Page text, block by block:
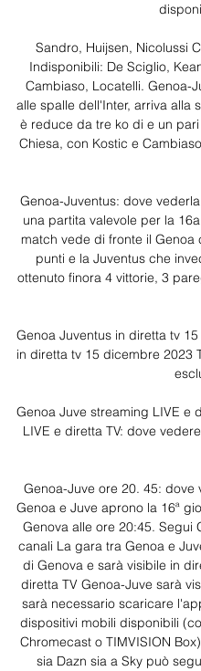
Sandro, Huijsen, Nicolussi
Indisponibili: De Sciglio,
Cambiaso, Locatelli. Genoa-
alle spalle dell'Inter, arriva alla
è reduce da tre ko di e un
Chiesa, con Kostic e
Genoa-Juventus: dove
una partita valevole per la
match vede di fronte il Genoa
punti e la Juventus che
ottenuto finora 4 vittorie, 3
Genoa Juventus in diretta tv
in diretta tv 15 dicembre 2023
Genoa Juve streaming LIVE e
LIVE e diretta TV: dove
Genoa-Juve ore 20. 45: dove
Genoa e Juve aprono la 16ª
Genova alle ore 20:45. Segui
canali La gara tra Genoa e
di Genova e sarà visibile in
diretta TV Genoa-Juve sarà
sarà necessario scaricare
dispositivi mobili disponibili
Chromecast o TIMVISION
sia Dazn sia a Sky può